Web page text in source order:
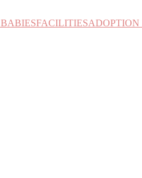
FACILITIESADOPTION